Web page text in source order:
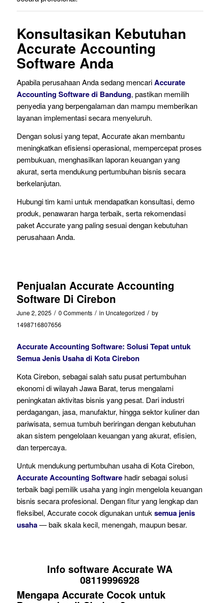
Konsultasikan Kebutuhan
Accurate Accounting
Software Anda
Apabila perusahaan Anda sedang mencariAccurate
Accounting Software di Bandung, pastikan memilih
penyedia yang berpengalaman dan mampu memberikan
layanan implementasi secara menyeluruh.
Dengan solusi yang tepat, Accurate akan membantu
meningkatkan efisiensi operasional, mempercepat proses
pembukuan, menghasilkan laporan keuangan yang
akurat, serta mendukung pertumbuhan bisnis secara
berkelanjutan.
Hubungi tim kami untuk mendapatkan konsultasi, demo
produk, penawaran harga terbaik, serta rekomendasi
paket Accurate yang paling sesuai dengan kebutuhan
perusahaan Anda.
Penjualan Accurate Accounting
Software Di Cirebon
June 2, 2025 / 0 Comments / in Uncategorized / by
1498716807656
Accurate Accounting Software: Solusi Tepat untuk
Semua Jenis Usaha di Kota Cirebon
Kota Cirebon, sebagai salah satu pusat pertumbuhan
ekonomi di wilayah Jawa Barat, terus mengalami
peningkatan aktivitas bisnis yang pesat. Dari industri
perdagangan, jasa, manufaktur, hingga sektor kuliner dan
pariwisata, semua tumbuh beriringan dengan kebutuhan
akan sistem pengelolaan keuangan yang akurat, efisien,
dan terpercaya.
Untuk mendukung pertumbuhan usaha di Kota Cirebon,
Accurate Accounting Softwarehadir sebagai solusi
terbaik bagi pemilik usaha yang ingin mengelola keuangan
bisnis secara profesional. Dengan fitur yang lengkap dan
fleksibel, Accurate cocok digunakan untuk semua jenis
usaha— baik skala kecil, menengah, maupun besar.
Info software Accurate WA
08119996928
Mengapa Accurate Cocok untuk